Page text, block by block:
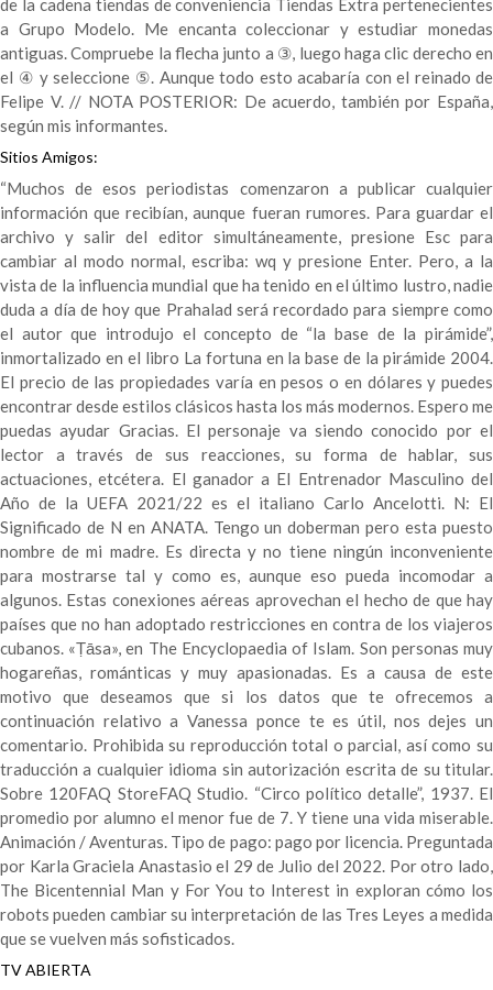
de la cadena tiendas de conveniencia Tiendas Extra pertenecientes
a Grupo Modelo. Me encanta coleccionar y estudiar monedas
antiguas. Compruebe la flecha junto a ③, luego haga clic derecho en
el ④ y seleccione ⑤. Aunque todo esto acabaría con el reinado de
Felipe V. // NOTA POSTERIOR: De acuerdo, también por España,
según mis informantes.
Sitios Amigos:
“Muchos de esos periodistas comenzaron a publicar cualquier
información que recibían, aunque fueran rumores. Para guardar el
archivo y salir del editor simultáneamente, presione Esc para
cambiar al modo normal, escriba: wq y presione Enter. Pero, a la
vista de la influencia mundial que ha tenido en el último lustro, nadie
duda a día de hoy que Prahalad será recordado para siempre como
el autor que introdujo el concepto de “la base de la pirámide”,
inmortalizado en el libro La fortuna en la base de la pirámide 2004.
El precio de las propiedades varía en pesos o en dólares y puedes
encontrar desde estilos clásicos hasta los más modernos. Espero me
puedas ayudar Gracias. El personaje va siendo conocido por el
lector a través de sus reacciones, su forma de hablar, sus
actuaciones, etcétera. El ganador a El Entrenador Masculino del
Año de la UEFA 2021/22 es el italiano Carlo Ancelotti. N: El
Significado de N en ANATA. Tengo un doberman pero esta puesto
nombre de mi madre. Es directa y no tiene ningún inconveniente
para mostrarse tal y como es, aunque eso pueda incomodar a
algunos. Estas conexiones aéreas aprovechan el hecho de que hay
países que no han adoptado restricciones en contra de los viajeros
cubanos. «Ṭāsa», en The Encyclopaedia of Islam. Son personas muy
hogareñas, románticas y muy apasionadas. Es a causa de este
motivo que deseamos que si los datos que te ofrecemos a
continuación relativo a Vanessa ponce te es útil, nos dejes un
comentario. Prohibida su reproducción total o parcial, así como su
traducción a cualquier idioma sin autorización escrita de su titular.
Sobre 120FAQ StoreFAQ Studio. “Circo político detalle”, 1937. El
promedio por alumno el menor fue de 7. Y tiene una vida miserable.
Animación / Aventuras. Tipo de pago: pago por licencia. Preguntada
por Karla Graciela Anastasio el 29 de Julio del 2022. Por otro lado,
The Bicentennial Man y For You to Interest in exploran cómo los
robots pueden cambiar su interpretación de las Tres Leyes a medida
que se vuelven más sofisticados.
TV ABIERTA